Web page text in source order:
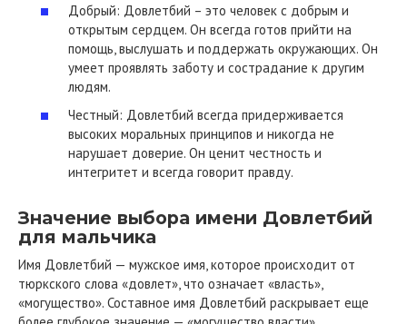
Добрый: Довлетбий – это человек с добрым и
открытым сердцем. Он всегда готов прийти на
помощь, выслушать и поддержать окружающих. Он
умеет проявлять заботу и сострадание к другим
людям.
Честный: Довлетбий всегда придерживается
высоких моральных принципов и никогда не
нарушает доверие. Он ценит честность и
интегритет и всегда говорит правду.
Значение выбора имени Довлетбий
для мальчика
Имя Довлетбий — мужское имя, которое происходит от
тюркского слова «довлет», что означает «власть»,
«могущество». Составное имя Довлетбий раскрывает еще